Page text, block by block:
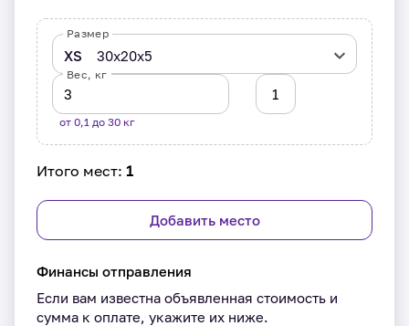
Размер
XS 30x20x5
Вес, кг
от 0,1 до 30 кг
Итого мест: 1
Добавить место
Финансы отправления
Если вам известна объявленная стоимость и
сумма к оплате, укажите их ниже.